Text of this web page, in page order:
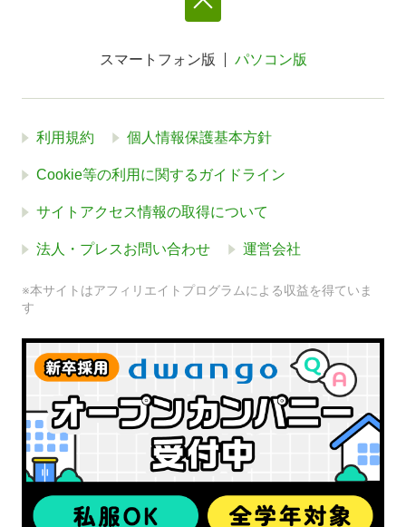
スマートフォン版 パソコン版
利用規約 個人情報保護基本方針
Cookie等の利用に関するガイドライン
サイトアクセス情報の取得について
法人・プレスお問い合わせ 運営会社
※本サイトはアフィリエイトプログラムによる収益を得ていま
す